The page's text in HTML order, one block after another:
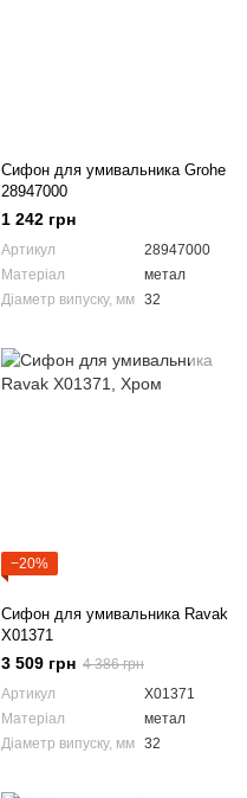
Сифон для умивальника Grohe
28947000
1 242 грн
Артикул
28947000
Матеріал
метал
Діаметр випуску, мм 32
−20%
Сифон для умивальника Ravak
X01371
3 509 грн 4 386 грн
Артикул
X01371
Матеріал
метал
Діаметр випуску, мм 32